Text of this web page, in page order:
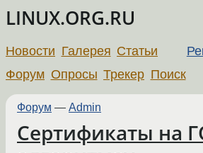
LINUX.ORG.RU
Новости Галерея Статьи
Форум Опросы Трекер Поиск
Форум — Admin
Сертификаты на